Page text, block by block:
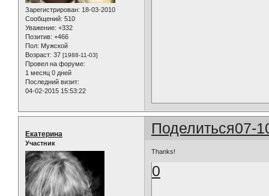
Зарегистрирован: 18-03-2010
Сообщений: 510
Уважение: +332
Позитив: +466
Пол: Мужской
Возраст: 37 [1988-11-03]
Провел на форуме:
1 месяц 0 дней
Последний визит:
04-02-2015 15:53:22
Поделиться07-
Екатерина
Участник
Thanks!
0